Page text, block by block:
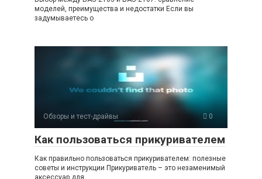
моделей, преимущества и недостатки Если вы
задумываетесь о
Обзоры и тест-драйвы 0
Как пользоваться прикуривателем
Как правильно пользоваться прикуривателем: полезные
советы и инструкции Прикуриватель – это незаменимый
аксессуар для